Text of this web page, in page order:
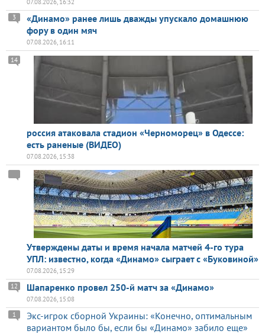
«Динамо» ранее лишь дважды упускало домашнюю
фору в один мяч
3
07.08.2026, 16:11
россия атаковала стадион «Черноморец» в Одессе:
есть раненые (ВИДЕО)
14
07.08.2026, 15:38
Утверждены даты и время начала матчей 4-го тура
УПЛ: известно, когда «Динамо» сыграет с «Буковиной»
07.08.2026, 15:29
Шапаренко провел 250-й матч за «Динамо»
12
07.08.2026, 15:08
Экс-игрок сборной Украины: «Конечно, оптимальным
вариантом было бы, если бы «Динамо» забило еще»
1